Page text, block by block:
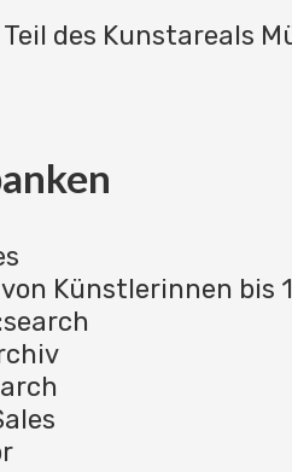
Teil des Kunstareals
Künstlerinnen bis